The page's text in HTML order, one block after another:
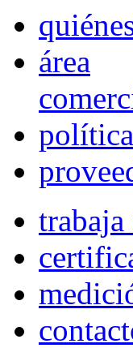
área
trabaja